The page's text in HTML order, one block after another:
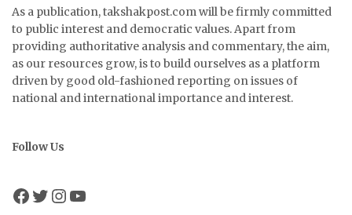
As a publication, takshakpost.com will be firmly committed
to public interest and democratic values. Apart from
providing authoritative analysis and commentary, the aim,
as our resources grow, is to build ourselves as a platform
driven by good old-fashioned reporting on issues of
national and international importance and interest.
Follow Us
Facebook
Twitter
Instagram
YouTube